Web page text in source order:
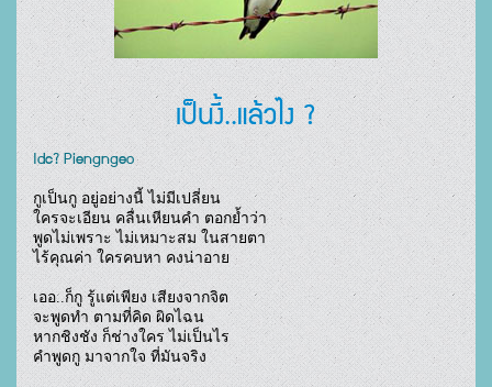
เป็นงี้..แล้วไง ?
Idc? Piengngeo
กูเป็นกู อยู่อย่างนี้ ไม่มีเปลี่ยน
ใครจะเอียน คลื่นเหียนคำ ตอกย้ำว่า
พูดไม่เพราะ ไม่เหมาะสม ในสายตา
ไร้คุณค่า ใครคบหา คงน่าอาย
เออ..ก็กู รู้แต่เพียง เสียงจากจิต
จะพูดทำ ตามที่คิด ผิดไฉน
หากชิงชัง ก็ช่างใคร ไม่เป็นไร
คำพูดกู มาจากใจ ที่มันจริง